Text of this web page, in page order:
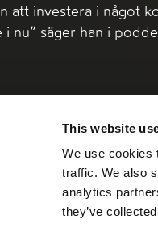
This website
We use cookies
traffic. We also
analytics
they’ve
att investera i något
i nu” säger han i